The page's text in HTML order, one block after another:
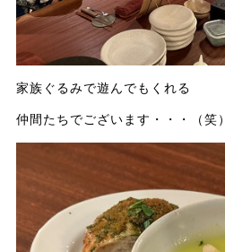
家族ぐるみで遊んでもくれる
仲間たちでございます・・・（笑）